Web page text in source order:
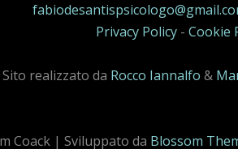
Privacy Policy- Cookie
Sito realizzato da Rocco Iannalfo &
Coack | Sviluppato da Blossom